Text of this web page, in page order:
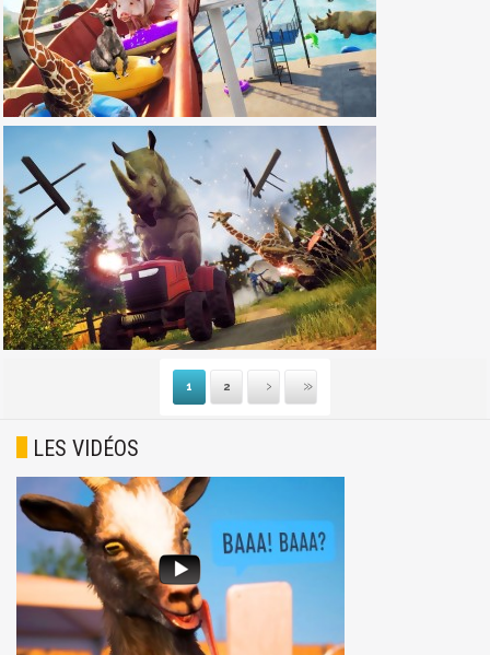
1 2
Suivante
Dernière
LES VIDÉOS